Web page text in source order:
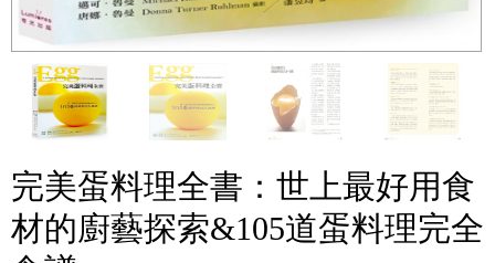
完美蛋料理全書：世上最好用食
材的廚藝探索&105道蛋料理完全